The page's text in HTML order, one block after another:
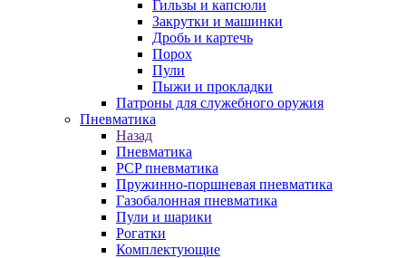
Гильзы и капсюли
Закрутки и машинки
Дробь и картечь
Порох
Пули
Пыжи и прокладки
Патроны для служебного оружия
Пневматика
Назад
Пневматика
PCP пневматика
Пружинно-поршневая пневматика
Газобалонная пневматика
Пули и шарики
Рогатки
Комплектующие